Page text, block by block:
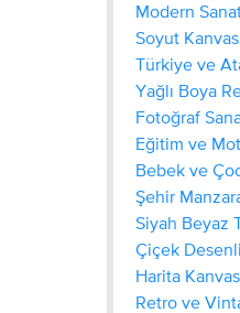
Modern
Soyut
Türkiye ve
Yağlı Boya
Fotoğraf
Eğitim ve
Bebek ve
Şehir
Siyah Beyaz
Çiçek
Harita
Retro ve